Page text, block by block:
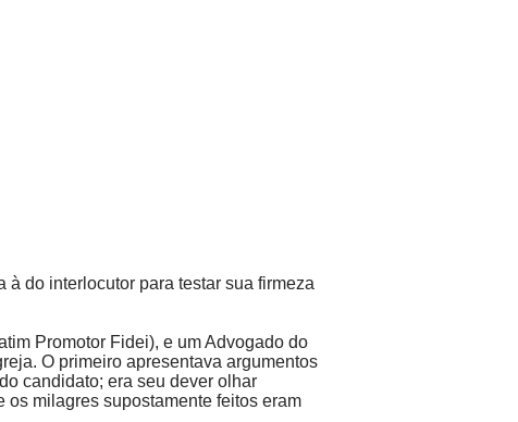
do interlocutor para testar sua firmeza
Promotor Fidei), e um Advogado do
O primeiro apresentava argumentos
candidato; era seu dever olhar
os milagres supostamente feitos eram